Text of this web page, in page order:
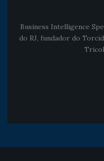
Business Intelligence
do RJ, fundador do